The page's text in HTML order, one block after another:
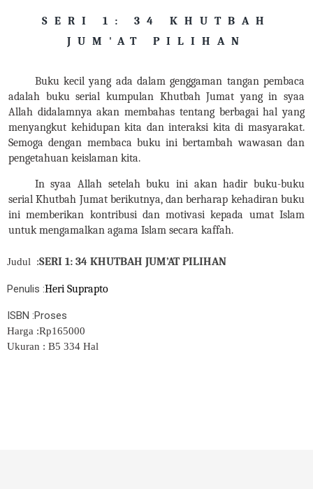
SERI 1: 34 KHUTBAH
JUM'AT PILIHAN
Buku kecil yang ada dalam genggaman tangan pembaca
adalah buku serial kumpulan Khutbah Jumat yang in syaa
Allah didalamnya akan membahas tentang berbagai hal yang
menyangkut kehidupan kita dan interaksi kita di masyarakat.
Semoga dengan membaca buku ini bertambah wawasan dan
pengetahuan keislaman kita.
In syaa Allah setelah buku ini akan hadir buku-buku
serial Khutbah Jumat berikutnya, dan berharap kehadiran buku
ini memberikan kontribusi dan motivasi kepada umat Islam
untuk mengamalkan agama Islam secara kaffah.
Judul :SERI 1: 34 KHUTBAH JUM’AT PILIHAN
Penulis :Heri Suprapto
ISBN :Proses
Harga :Rp165000
Ukuran : B5 334 Hal